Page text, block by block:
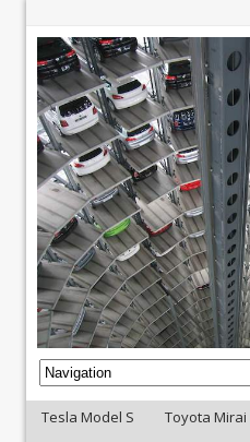
Tesla Model S Toyota Mirai